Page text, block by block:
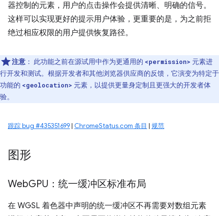
器控制的元素，用户的点击操作会提供清晰、明确的信号。
这样可以实现更好的提示用户体验，更重要的是，为之前拒
绝过相应权限的用户提供恢复路径。
注意 ： 此功能之前在源试用中作为更通用的 <permission> 元素进
行开发和测试。根据开发者和其他浏览器供应商的反馈，它演变为特定于
功能的 <geolocation> 元素，以提供更量身定制且更强大的开发者体
验。
跟踪 bug #435351699| ChromeStatus.com 条目 | 规范
图形
WebGPU：统一缓冲区标准布局
在 WGSL 着色器中声明的统一缓冲区不再需要对数组元素